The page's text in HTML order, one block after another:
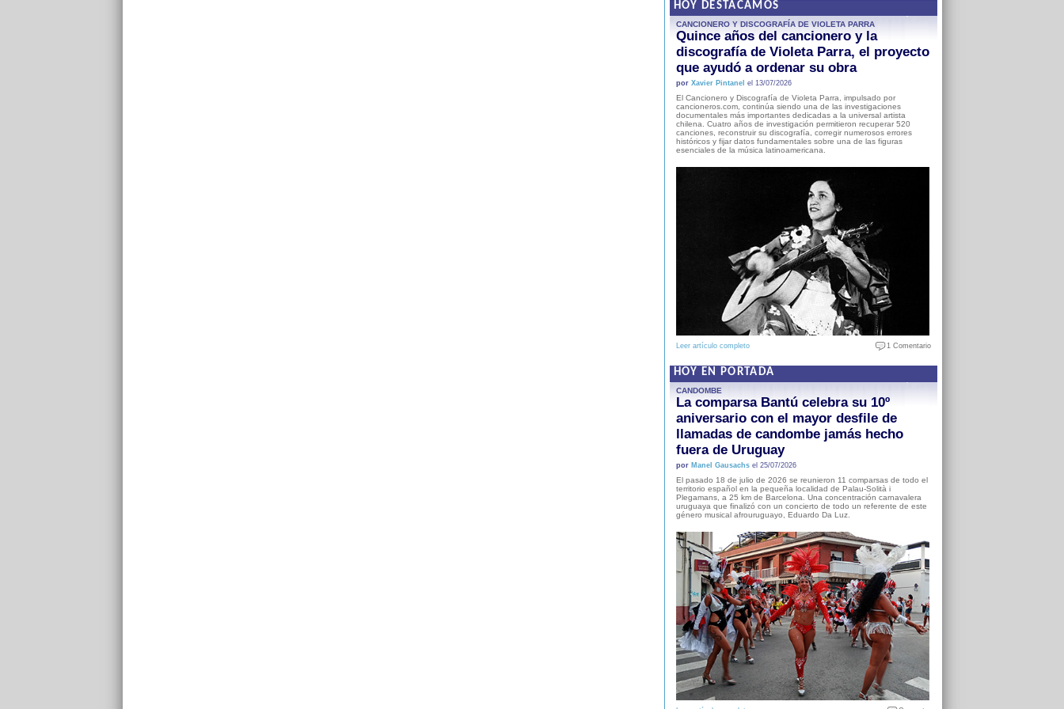
HOY DESTACAMOS
CANCIONERO Y DISCOGRAFÍA DE VIOLETA PARRA
Quince años del cancionero y la
discografía de Violeta Parra, el proyecto
que ayudó a ordenar su obra
por Xavier Pintanel el 13/07/2026
El Cancionero y Discografía de Violeta Parra, impulsado por
cancioneros.com, continúa siendo una de las investigaciones
documentales más importantes dedicadas a la universal artista
chilena. Cuatro años de investigación permitieron recuperar 520
canciones, reconstruir su discografía, corregir numerosos errores
históricos y fijar datos fundamentales sobre una de las figuras
esenciales de la música latinoamericana.
Leer artículo completo 1 Comentario
HOY EN PORTADA
CANDOMBE
La comparsa Bantú celebra su 10º
aniversario con el mayor desfile de
llamadas de candombe jamás hecho
fuera de Uruguay
por Manel Gausachsel 25/07/2026
El pasado 18 de julio de 2026 se reunieron 11 comparsas de todo el
territorio español en la pequeña localidad de Palau-Solità i
Plegamans, a 25 km de Barcelona. Una concentración carnavalera
uruguaya que finalizó con un concierto de todo un referente de este
género musical afrouruguayo, Eduardo Da Luz.